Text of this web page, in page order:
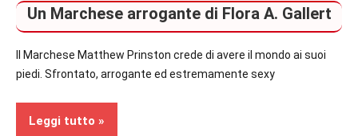
Un Marchese arrogante di Flora A. Gallert
Il Marchese Matthew Prinston crede di avere il mondo ai suoi
piedi. Sfrontato, arrogante ed estremamente sexy
Leggi tutto